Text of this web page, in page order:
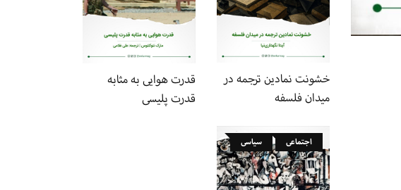
خشونت نمادین ترجمه در
میدان فلسفه
قدرت هوایی به مثابه
قدرت پلیسی
اجتماعی سیاسی